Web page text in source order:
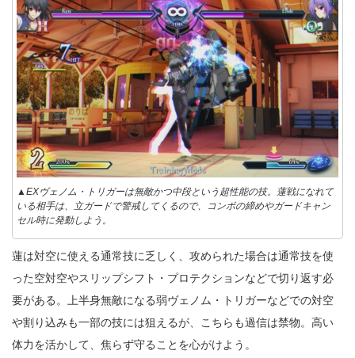
▲EXヴェノム・トリガーは無敵かつ中段という超性能の技。蓮戦になれて
いる相手は、立ガードで警戒してくるので、コンボの締めやガードキャン
セル時に発動しよう。
蓮は対空に使える通常技に乏しく、攻められた場合は通常技を使
った空対空やスリップシフト・プロテクションなどで切り返す必
要がある。上半身無敵になる弱ヴェノム・トリガーなどでの対空
や割り込みも一部の技には狙えるが、こちらも過信は禁物。高い
体力を活かして、焦らず守ることを心がけよう。